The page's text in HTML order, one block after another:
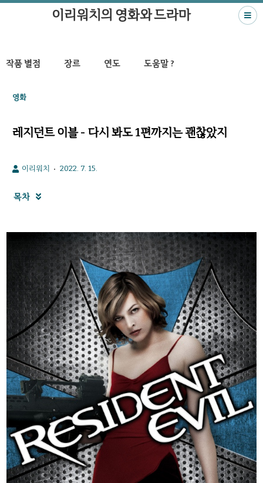
이리워치의 영화와 드라마
작품 별점 장르 연도 도움말 ?
영화
레지던트 이블 - 다시 봐도 1편까지는 괜찮았지
이리워치 2022. 7. 15.
목차 